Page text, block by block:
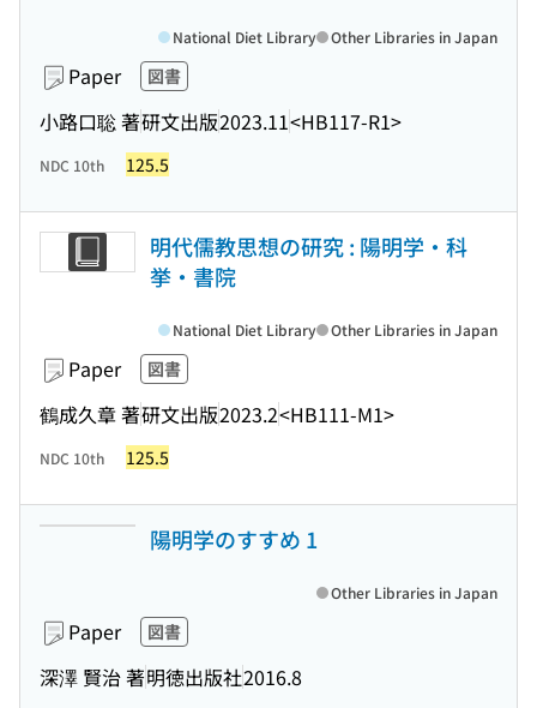
Paper 図書
小路口聡 著研文出版2023.11<HB117-R1>
National Diet Library Other Libraries in Japan
NDC 10th 125.5
明代儒教思想の研究 : 陽明学・科
挙・書院
Paper 図書
鶴成久章 著研文出版2023.2<HB111-M1>
National Diet Library Other Libraries in Japan
NDC 10th 125.5
陽明学のすすめ 1
Paper 図書
深澤 賢治 著明徳出版社2016.8
Other Libraries in Japan